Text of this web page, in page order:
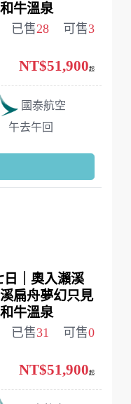
牛溫泉
已售28 可售3
國泰航空
午去午回
NT$51,900起
日｜奧入瀨溪
扁舟夢幻只見
牛溫泉
已售31 可售0
NT$51,900起